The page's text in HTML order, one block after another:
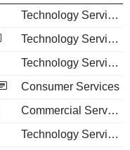
Technology Services
Technology Services
Technology Services
Consumer Services
Commercial Services
Technology Services